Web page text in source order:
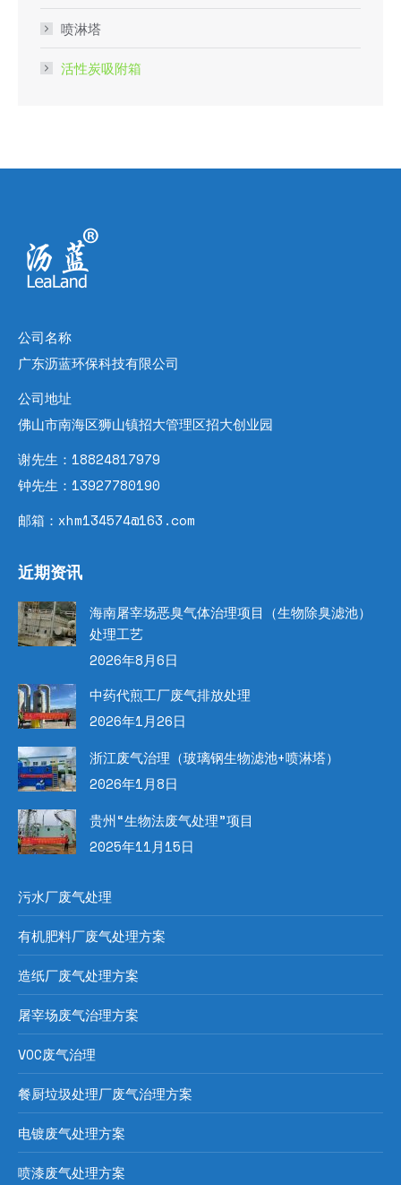
喷淋塔
活性炭吸附箱
公司名称
广东沥蓝环保科技有限公司
公司地址
佛山市南海区狮山镇招大管理区招大创业园
谢先生：18824817979
钟先生：13927780190
邮箱：xhm134574@163.com
近期资讯
海南屠宰场恶臭气体治理项目（生物除臭滤池）
处理工艺
2026年8月6日
中药代煎工厂废气排放处理
2026年1月26日
浙江废气治理（玻璃钢生物滤池+喷淋塔）
2026年1月8日
贵州“生物法废气处理”项目
2025年11月15日
污水厂废气处理
有机肥料厂废气处理方案
造纸厂废气处理方案
屠宰场废气治理方案
VOC废气治理
餐厨垃圾处理厂废气治理方案
电镀废气处理方案
喷漆废气处理方案